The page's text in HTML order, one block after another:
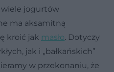
wiele jogurtów
ma aksamitną
kroić jak masło. Dotyczy
jak i „bałkańskich”
w przekonaniu, że